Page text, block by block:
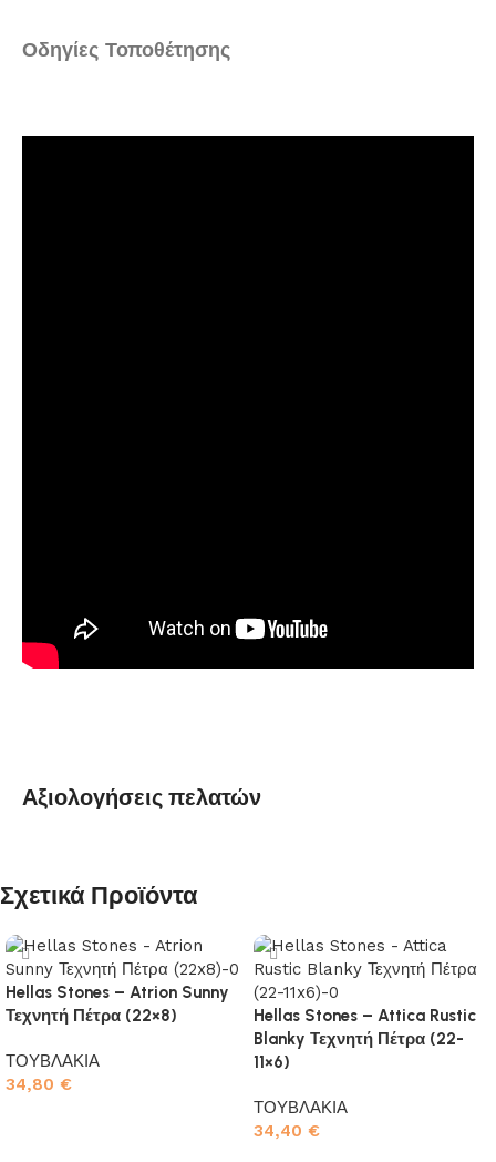
Οδηγίες Τοποθέτησης
Αξιολογήσεις πελατών
Σχετικά Προϊόντα
Hellas Stones – Atrion Sunny
Τεχνητή Πέτρα (22×8)
ΤΟΥΒΛΑΚΙΑ
34,80 €
Hellas Stones – Attica Rustic
Blanky Τεχνητή Πέτρα (22-
11×6)
ΤΟΥΒΛΑΚΙΑ
34,40 €